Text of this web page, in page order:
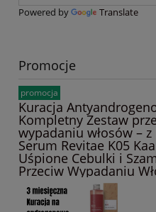
Powered by Translate
Promocje
Kuracja
Kompletny Zestaw
wypadaniu włosów –
Serum Revitae K05
Uśpione Cebulki i
Przeciw Wypadaniu
promocja